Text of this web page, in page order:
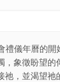
禮儀年曆的
，象徵盼望
，並渴望祂